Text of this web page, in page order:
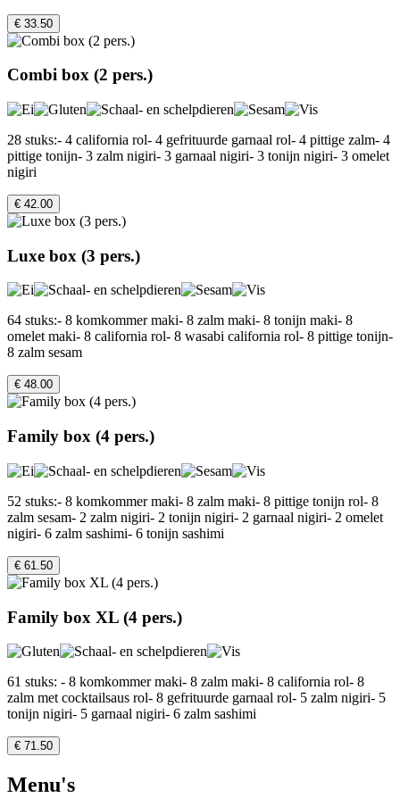
€ 33.50
Combi box (2 pers.)
28 stuks:- 4 california rol- 4 gefrituurde garnaal rol- 4 pittige zalm- 4
pittige tonijn- 3 zalm nigiri- 3 garnaal nigiri- 3 tonijn nigiri- 3 omelet
nigiri
€ 42.00
Luxe box (3 pers.)
64 stuks:- 8 komkommer maki- 8 zalm maki- 8 tonijn maki- 8
omelet maki- 8 california rol- 8 wasabi california rol- 8 pittige tonijn-
8 zalm sesam
€ 48.00
Family box (4 pers.)
52 stuks:- 8 komkommer maki- 8 zalm maki- 8 pittige tonijn rol- 8
zalm sesam- 2 zalm nigiri- 2 tonijn nigiri- 2 garnaal nigiri- 2 omelet
nigiri- 6 zalm sashimi- 6 tonijn sashimi
€ 61.50
Family box XL (4 pers.)
61 stuks: - 8 komkommer maki- 8 zalm maki- 8 california rol- 8
zalm met cocktailsaus rol- 8 gefrituurde garnaal rol- 5 zalm nigiri- 5
tonijn nigiri- 5 garnaal nigiri- 6 zalm sashimi
€ 71.50
Menu's